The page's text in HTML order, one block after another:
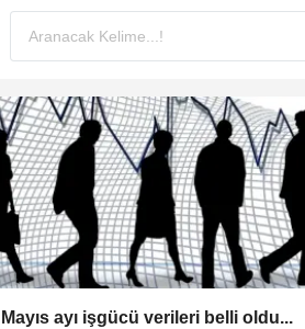
Mayıs ayı işgücü verileri belli oldu...